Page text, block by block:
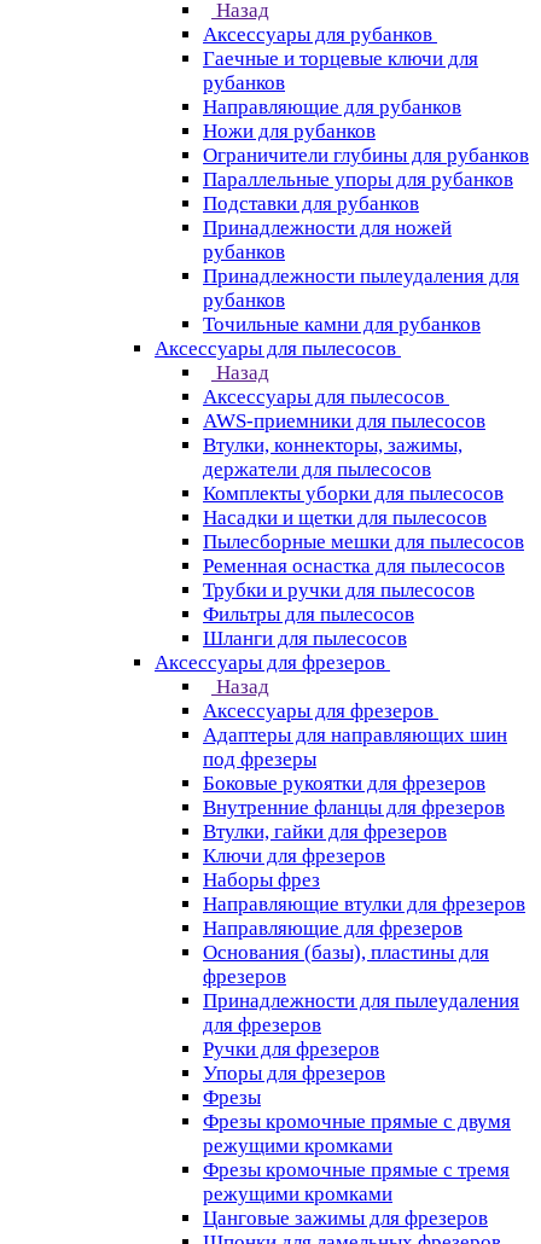
Назад
Аксессуары для рубанков
Гаечные и торцевые ключи для
рубанков
Направляющие для рубанков
Ножи для рубанков
Ограничители глубины для рубанков
Параллельные упоры для рубанков
Подставки для рубанков
Принадлежности для ножей
рубанков
Принадлежности пылеудаления для
рубанков
Точильные камни для рубанков
Аксессуары для пылесосов
Назад
Аксессуары для пылесосов
AWS-приемники для пылесосов
Втулки, коннекторы, зажимы,
держатели для пылесосов
Комплекты уборки для пылесосов
Насадки и щетки для пылесосов
Пылесборные мешки для пылесосов
Ременная оснастка для пылесосов
Трубки и ручки для пылесосов
Фильтры для пылесосов
Шланги для пылесосов
Аксессуары для фрезеров
Назад
Аксессуары для фрезеров
Адаптеры для направляющих шин
под фрезеры
Боковые рукоятки для фрезеров
Внутренние фланцы для фрезеров
Втулки, гайки для фрезеров
Ключи для фрезеров
Наборы фрез
Направляющие втулки для фрезеров
Направляющие для фрезеров
Основания (базы), пластины для
фрезеров
Принадлежности для пылеудаления
для фрезеров
Ручки для фрезеров
Упоры для фрезеров
Фрезы
Фрезы кромочные прямые с двумя
режущими кромками
Фрезы кромочные прямые с тремя
режущими кромками
Цанговые зажимы для фрезеров